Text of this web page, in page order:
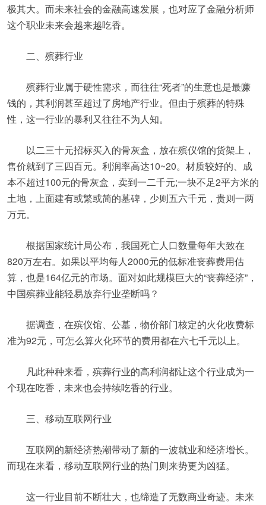
极其大。而未来社会的金融高速发展，也对应了金融分析师
这个职业未来会越来越吃香。
二、殡葬行业
殡葬行业属于硬性需求，而往往“死者”的生意也是最赚
钱的，其利润甚至超过了房地产行业。但由于殡葬的特殊
性，这一行业的暴利又往往不为人知。
以二三十元招标买入的骨灰盒，放在殡仪馆的货架上，
售价就到了三四百元。利润率高达10~20。材质较好的、成
本不超过100元的骨灰盒，卖到一二千元;一块不足2平方米的
土地，上面建有或繁或简的墓碑，少则五六千元，贵则一两
万元。
根据国家统计局公布，我国死亡人口数量每年大致在
820万左右。如果以平均每人2000元的低标准丧葬费用估
算，也是164亿元的市场。面对如此规模巨大的“丧葬经济”，
中国殡葬业能轻易放弃行业垄断吗？
据调查，在殡仪馆、公墓，物价部门核定的火化收费标
准为92元，可怎么算火化环节的费用都在六七千元以上。
凡此种种来看，殡葬行业的高利润都让这个行业成为一
个现在吃香，未来也会持续吃香的行业。
三、移动互联网行业
互联网的新经济热潮带动了新的一波就业和经济增长。
而现在来看，移动互联网行业的热门则来势更为凶猛。
这一行业目前不断壮大，也缔造了无数商业奇迹。未来